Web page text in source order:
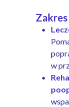
Zakres
w